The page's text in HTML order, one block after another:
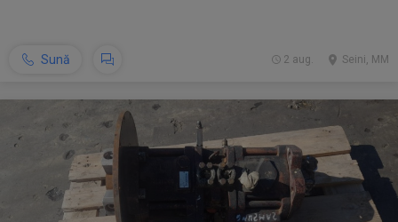
Sună Seini, MM
2 aug.